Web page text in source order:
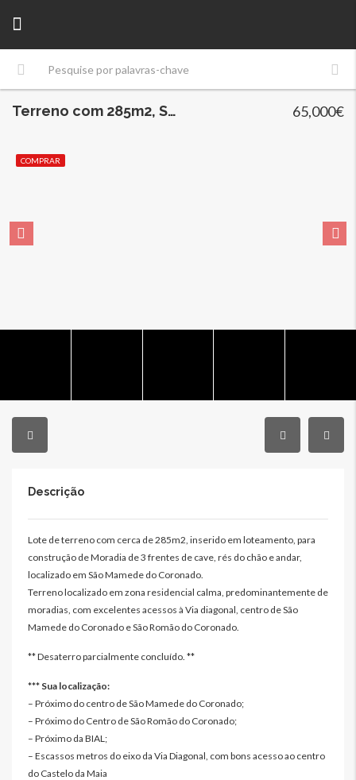
Terreno com 285m2, São Mamede do Coronado 65,000€
COMPRAR
Descrição
Lote de terreno com cerca de 285m2, inserido em loteamento, para
construção de Moradia de 3 frentes de cave, rés do chão e andar,
localizado em São Mamede do Coronado.
Terreno localizado em zona residencial calma, predominantemente de
moradias, com excelentes acessos à Via diagonal, centro de São
Mamede do Coronado e São Romão do Coronado.
** Desaterro parcialmente concluído. **
*** Sua localização:
– Próximo do centro de São Mamede do Coronado;
– Próximo do Centro de São Romão do Coronado;
– Próximo da BIAL;
– Escassos metros do eixo da Via Diagonal, com bons acesso ao centro
do Castelo da Maia